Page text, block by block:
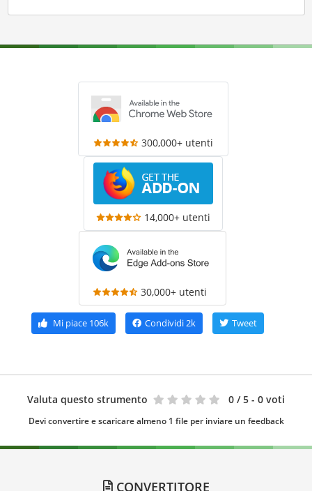
300,000+ utenti
14,000+ utenti
30,000+ utenti
Mi piace 106k Condividi2k Tweet
Valuta questo strumento 0 / 5 - 0 voti
Devi convertire e scaricare almeno 1 file per inviare un feedback
CONVERTITORE